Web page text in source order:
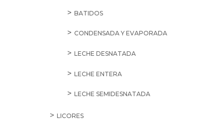
BATIDOS
CONDENSADA Y EVAPORADA
LECHE DESNATADA
LECHE ENTERA
LECHE SEMIDESNATADA
LICORES